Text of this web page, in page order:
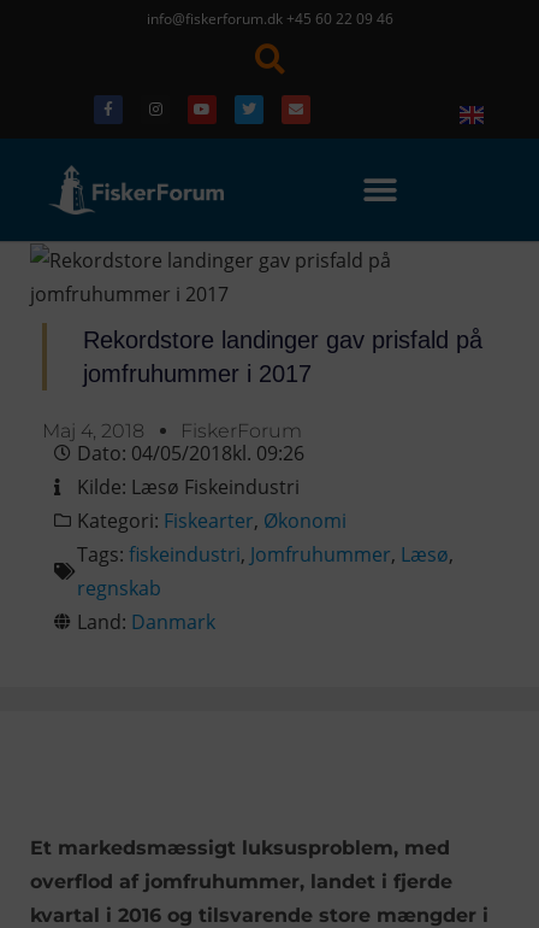
info@fiskerforum.dk +45 60 22 09 46
Rekordstore landinger gav prisfald på
jomfruhummer i 2017
Maj 4, 2018 FiskerForum
Dato: 04/05/2018kl. 09:26
Kilde: Læsø Fiskeindustri
Kategori: Fiskearter, Økonomi
Tags: fiskeindustri, Jomfruhummer, Læsø,
regnskab
Land: Danmark
Et markedsmæssigt luksusproblem, med
overflod af jomfruhummer, landet i fjerde
kvartal i 2016 og tilsvarende store mængder i